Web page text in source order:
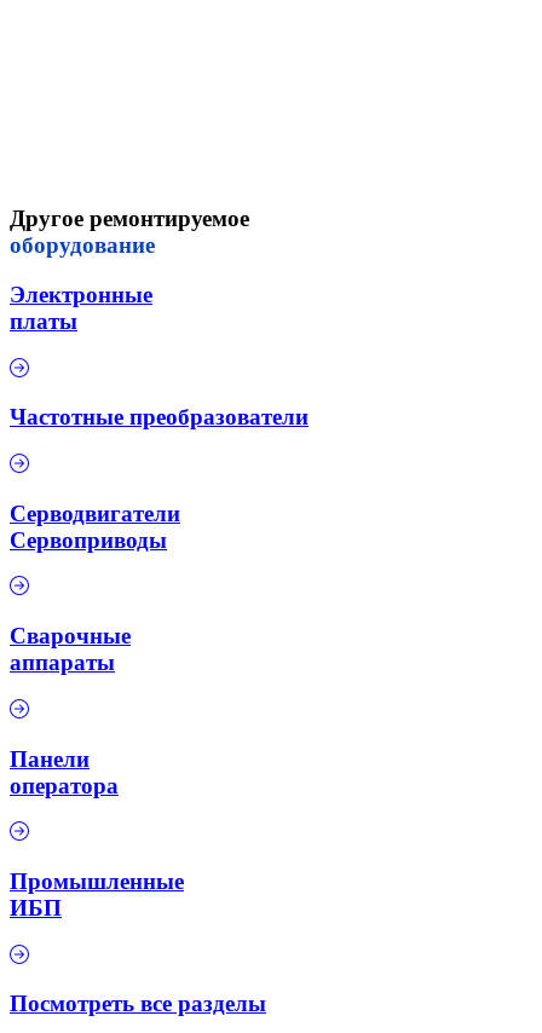
Другое ремонтируемое
оборудование
Электронные
платы
Частотные преобразователи
Серводвигатели
Сервоприводы
Сварочные
аппараты
Панели
оператора
Промышленные
ИБП
Посмотреть все разделы